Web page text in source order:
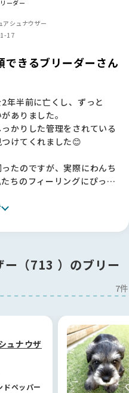
ーダー
アシュナウザー
17
きるブリーダーさん
年半前に亡くし、ずっと
ありました。
かりした管理をされている
けてくれました😊
たのですが、実際にわんち
ちのフィーリングにぴった
には非常に丁寧かつスムー
んの情報が詳しく掲載され
信頼感がありました。
る素晴らしいご縁に恵まれ
ー（713 ）のブリー
7件
ュナウザ
ドペッパー